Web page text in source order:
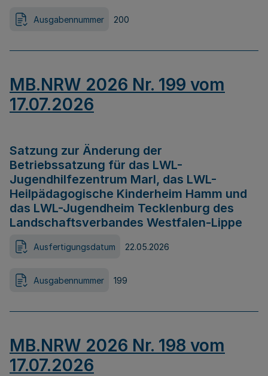
Ausgabennummer 200
MB.NRW 2026 Nr. 199 vom
17.07.2026
Satzung zur Änderung der
Betriebssatzung für das LWL-
Jugendhilfezentrum Marl, das LWL-
Heilpädagogische Kinderheim Hamm und
das LWL-Jugendheim Tecklenburg des
Landschaftsverbandes Westfalen-Lippe
Ausfertigungsdatum 22.05.2026
Ausgabennummer 199
MB.NRW 2026 Nr. 198 vom
17.07.2026